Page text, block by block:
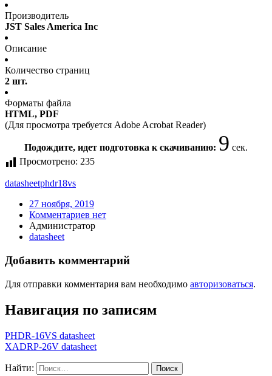
Производитель
JST Sales America Inc
Описание
Количество страниц
2 шт.
Форматы файла
HTML, PDF
(Для просмотра требуется Adobe Acrobat Reader)
Подождите, идет подготовка к скачиванию: 9 сек.
Просмотрено: 235
datasheetphdr18vs
27 ноября, 2019
Комментариев нет
Администратор
datasheet
Добавить комментарий
Для отправки комментария вам необходимо авторизоваться.
Навигация по записям
PHDR-16VS datasheet
XADRP-26V datasheet
Найти: